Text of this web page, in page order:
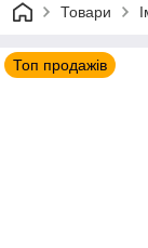
Товари
Топ продажів